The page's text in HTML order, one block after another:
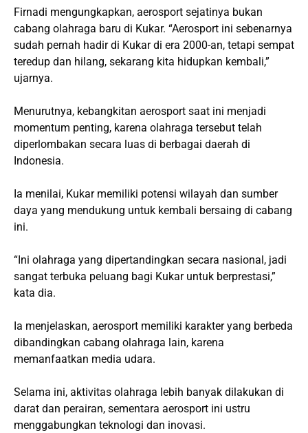
Firnadi mengungkapkan, aerosport sejatinya bukan
cabang olahraga baru di Kukar. “Aerosport ini sebenarnya
sudah pernah hadir di Kukar di era 2000-an, tetapi sempat
teredup dan hilang, sekarang kita hidupkan kembali,”
ujarnya.
Menurutnya, kebangkitan aerosport saat ini menjadi
momentum penting, karena olahraga tersebut telah
diperlombakan secara luas di berbagai daerah di
Indonesia.
Ia menilai, Kukar memiliki potensi wilayah dan sumber
daya yang mendukung untuk kembali bersaing di cabang
ini.
“Ini olahraga yang dipertandingkan secara nasional, jadi
sangat terbuka peluang bagi Kukar untuk berprestasi,”
kata dia.
Ia menjelaskan, aerosport memiliki karakter yang berbeda
dibandingkan cabang olahraga lain, karena
memanfaatkan media udara.
Selama ini, aktivitas olahraga lebih banyak dilakukan di
darat dan perairan, sementara aerosport ini ustru
menggabungkan teknologi dan inovasi.